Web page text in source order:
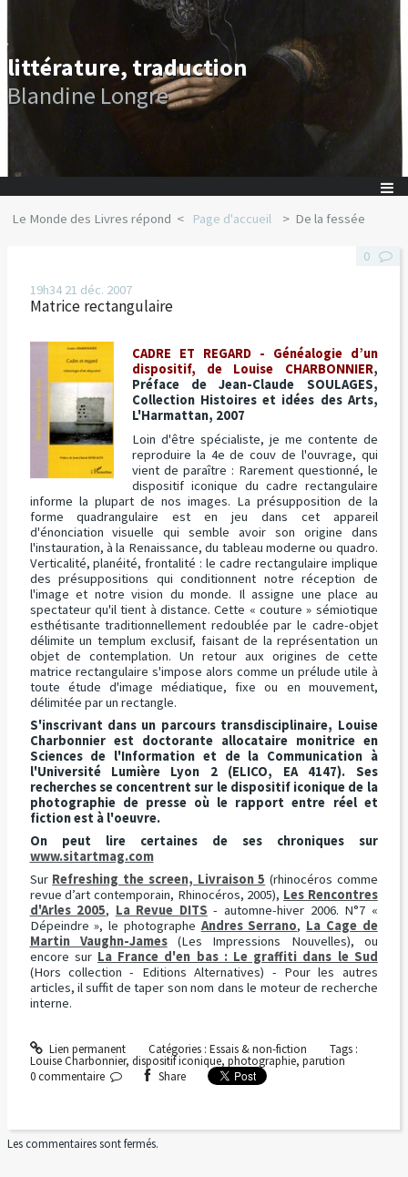
littérature, traduction
Blandine Longre
Le Monde des Livres répond Page d'accueil De la fessée
19h34 21 déc. 2007
Matrice rectangulaire
CADRE ET REGARD - Généalogie d’un
dispositif, de Louise CHARBONNIER,
Préface de Jean-Claude SOULAGES,
Collection Histoires et idées des Arts,
L'Harmattan, 2007
Loin d'être spécialiste, je me contente de
reproduire la 4e de couv de l'ouvrage, qui
vient de paraître : Rarement questionné, le
dispositif iconique du cadre rectangulaire
informe la plupart de nos images. La présupposition de la
forme quadrangulaire est en jeu dans cet appareil
d'énonciation visuelle qui semble avoir son origine dans
l'instauration, à la Renaissance, du tableau moderne ou quadro.
Verticalité, planéité, frontalité : le cadre rectangulaire implique
des présuppositions qui conditionnent notre réception de
l'image et notre vision du monde. Il assigne une place au
spectateur qu'il tient à distance. Cette « couture » sémiotique
esthétisante traditionnellement redoublée par le cadre-objet
délimite un templum exclusif, faisant de la représentation un
objet de contemplation. Un retour aux origines de cette
matrice rectangulaire s'impose alors comme un prélude utile à
toute étude d'image médiatique, fixe ou en mouvement,
délimitée par un rectangle.
S'inscrivant dans un parcours transdisciplinaire, Louise
Charbonnier est doctorante allocataire monitrice en
Sciences de l'Information et de la Communication à
l'Université Lumière Lyon 2 (ELICO, EA 4147). Ses
recherches se concentrent sur le dispositif iconique de la
photographie de presse où le rapport entre réel et
fiction est à l'oeuvre.
On peut lire certaines de ses chroniques sur
www.sitartmag.com
Sur Refreshing the screen, Livraison 5 (rhinocéros comme
revue d’art contemporain, Rhinocéros, 2005), Les Rencontres
d'Arles 2005, La Revue DITS - automne-hiver 2006. N°7 «
Dépeindre », le photographe Andres Serrano, La Cage de
Martin Vaughn-James(Les Impressions Nouvelles), ou
encore sur La France d'en bas : Le graffiti dans le Sud
(Hors collection - Editions Alternatives) - Pour les autres
articles, il suffit de taper son nom dans le moteur de recherche
interne.
Lien permanent Catégories : Essais & non-fiction Tags :
Louise Charbonnier, dispositif iconique, photographie, parution
0
0 commentaire Share
Les commentaires sont fermés.